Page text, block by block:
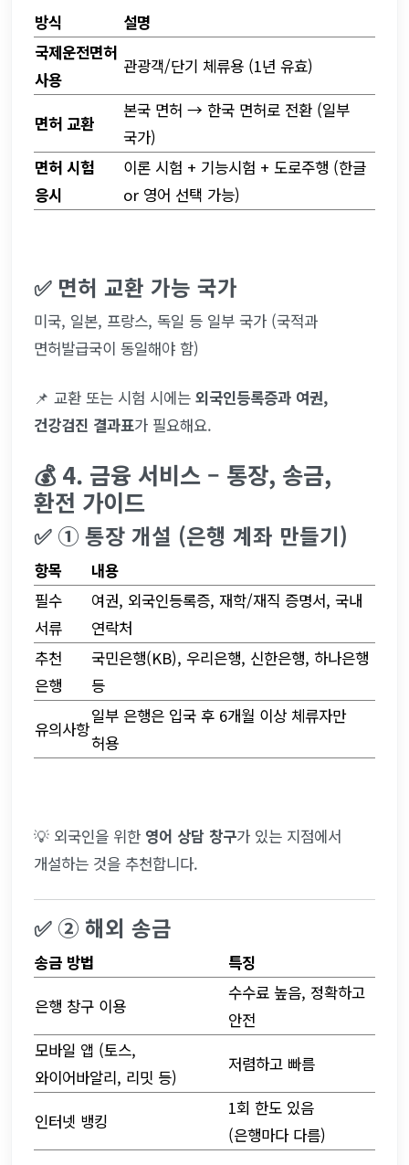
방식
설명
국제운전면허
사용
관광객/단기 체류용 (1년 유효)
면허 교환
본국 면허 → 한국 면허로 전환 (일부
국가)
면허 시험
응시
이론 시험 + 기능시험 + 도로주행 (한글
or 영어 선택 가능)
✅ 면허 교환 가능 국가
미국, 일본, 프랑스, 독일 등 일부 국가 (국적과
면허발급국이 동일해야 함)
📌 교환 또는 시험 시에는 외국인등록증과 여권,
건강검진 결과표가 필요해요.
💰 4. 금융 서비스 – 통장, 송금,
환전 가이드
✅ ① 통장 개설 (은행 계좌 만들기)
항목
내용
필수
서류
여권, 외국인등록증, 재학/재직 증명서, 국내
연락처
추천
은행
국민은행(KB), 우리은행, 신한은행, 하나은행
등
유의사항
일부 은행은 입국 후 6개월 이상 체류자만
허용
💡 외국인을 위한 영어 상담 창구가 있는 지점에서
개설하는 것을 추천합니다.
✅ ② 해외 송금
송금 방법
특징
은행 창구 이용
수수료 높음, 정확하고
안전
모바일 앱 (토스,
와이어바알리, 리밋 등)
저렴하고 빠름
인터넷 뱅킹
1회 한도 있음
(은행마다 다름)